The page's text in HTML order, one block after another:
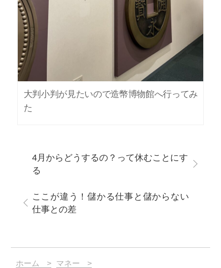
大判小判が見たいので造幣博物館へ行ってみ
た
ここが違う！儲かる仕事と儲からない
仕事との差
4月からどうするの？って休むことにす
る
ホーム
マネー